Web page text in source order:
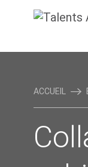
ACCUEIL